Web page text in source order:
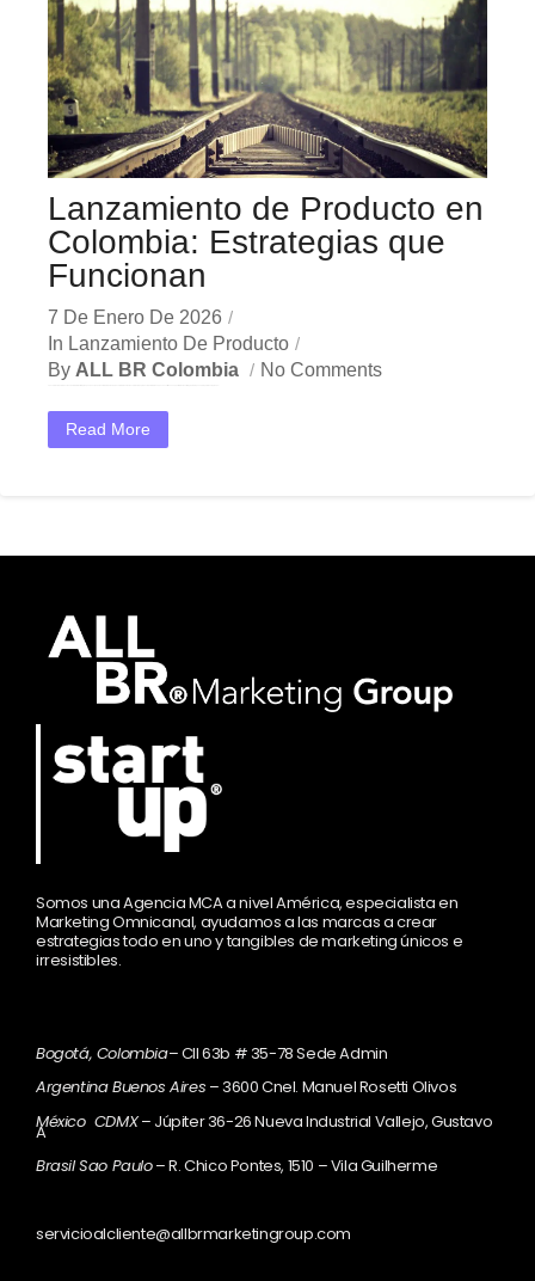
Lanzamiento de Producto en
Colombia: Estrategias que
Funcionan
7 De Enero De 2026
In Lanzamiento De Producto
By ALL BR Colombia No Comments
Read More
Somos una Agencia MCA a nivel América, especialista en
Marketing Omnicanal, ayudamos a las marcas a crear
estrategias todo en uno y tangibles de marketing únicos e
irresistibles.
Bogotá, Colombia– Cll 63b # 35-78 Sede Admin
Argentina Buenos Aires – 3600 Cnel. Manuel Rosetti Olivos
México CDMX– Júpiter 36-26 Nueva Industrial Vallejo, Gustavo
A
Brasil Sao Paulo– R. Chico Pontes, 1510 – Vila Guilherme
servicioalcliente@allbrmarketingroup.com